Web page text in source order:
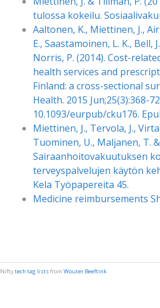
tulossa kokeilu.
Aaltonen, K., Miettinen, J.,
E., Saastamoinen, L. K., Bell,
Norris, P. (2014). Cost-
health services and
Finland: a cross-sectional
Health. 2015 Jun;25(3):368-
10.1093/eurpub/cku176.
Miettinen, J., Tervola, J.,
Tuominen, U., Maljanen, T.
Sairaanhoitovakuutuksen
terveyspalvelujen käytön
Kela Työpapereita 45.
Medicine reimbursements
Niftytech tag listsfrom Wouter Beeftink